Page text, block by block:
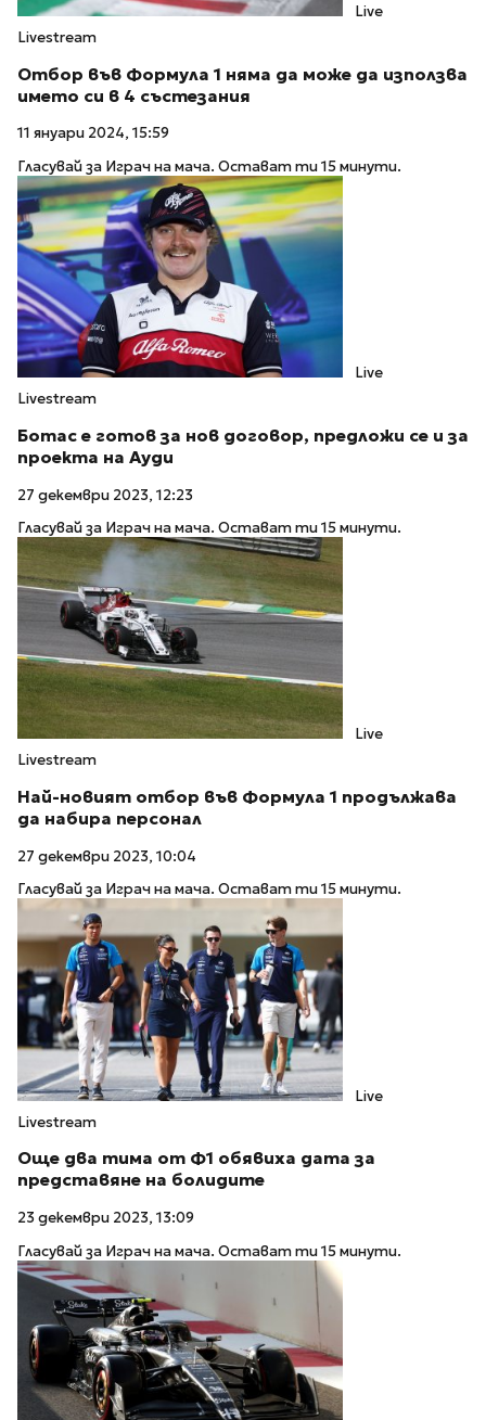
Live
Livestream
Отбор във Формула 1 няма да може да използва
името си в 4 състезания
11 януари 2024, 15:59
Гласувай за Играч на мача. Остават ти 15 минути.
Live
Livestream
Ботас е готов за нов договор, предложи се и за
проекта на Ауди
27 декември 2023, 12:23
Гласувай за Играч на мача. Остават ти 15 минути.
Live
Livestream
Най-новият отбор във Формула 1 продължава
да набира персонал
27 декември 2023, 10:04
Гласувай за Играч на мача. Остават ти 15 минути.
Live
Livestream
Още два тима от Ф1 обявиха дата за
представяне на болидите
23 декември 2023, 13:09
Гласувай за Играч на мача. Остават ти 15 минути.